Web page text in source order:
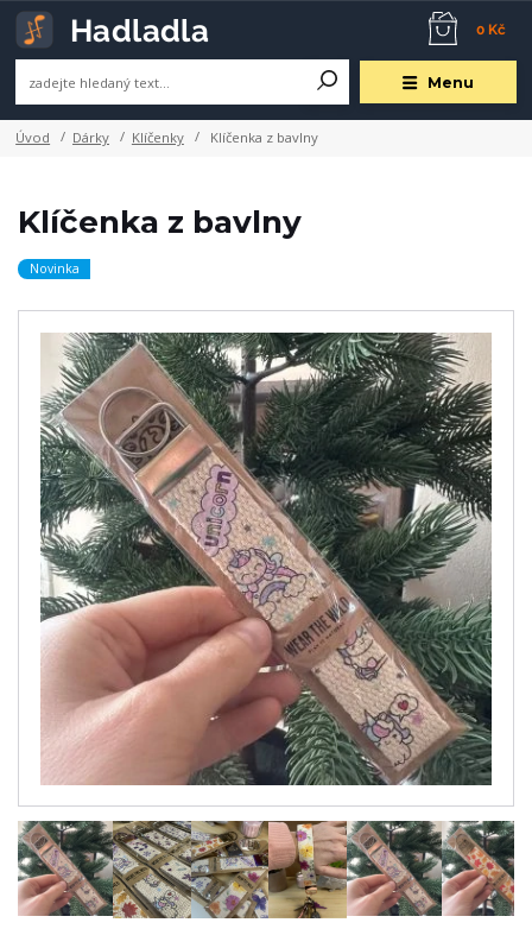
Menu
0 Kč
Úvod Dárky Klíčenky Klíčenka z bavlny
Klíčenka z bavlny
Novinka